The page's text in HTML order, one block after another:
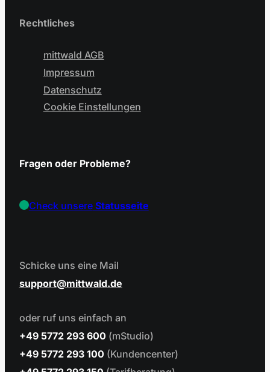
Rechtliches
mittwald AGB
Impressum
Datenschutz
Cookie Einstellungen
Fragen oder Probleme?
Check unsereStatusseite
Schicke uns eine Mail
support
mittwald.de
oder ruf uns einfach an
+49 5772 293 600 (mStudio)
+49 5772 293 100 (Kundencenter)